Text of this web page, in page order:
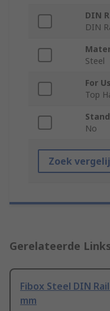
DIN
DIN
Steel
For
Top
No
Zoek
Gerelateerde
Fibox Steel DIN
mm